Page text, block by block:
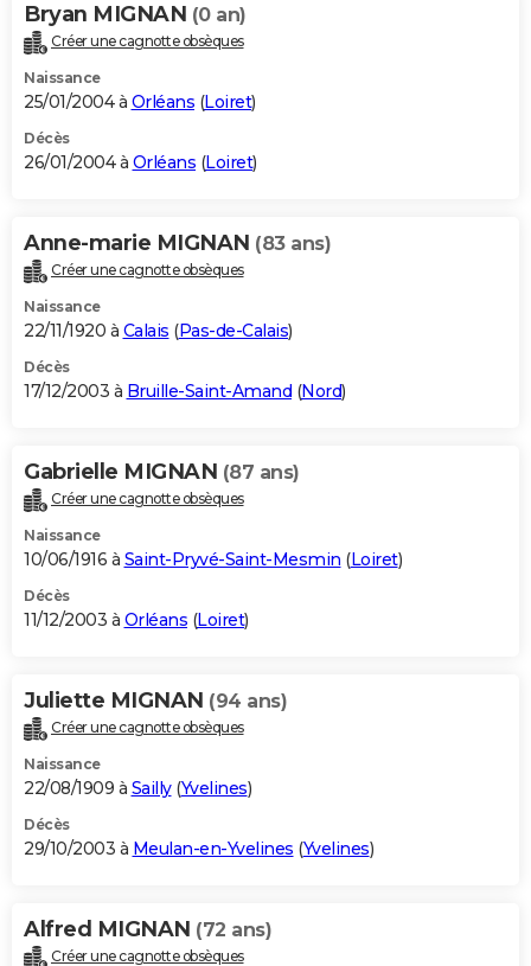
Bryan MIGNAN (0 an)
Créer une cagnotte obsèques
Naissance
25/01/2004 à Orléans (Loiret)
Décès
26/01/2004 à Orléans (Loiret)
Anne-marie MIGNAN (83 ans)
Créer une cagnotte obsèques
Naissance
22/11/1920 à Calais (Pas-de-Calais)
Décès
17/12/2003 à Bruille-Saint-Amand (Nord)
Gabrielle MIGNAN (87 ans)
Créer une cagnotte obsèques
Naissance
10/06/1916 à Saint-Pryvé-Saint-Mesmin (Loiret)
Décès
11/12/2003 à Orléans (Loiret)
Juliette MIGNAN (94 ans)
Créer une cagnotte obsèques
Naissance
22/08/1909 à Sailly(Yvelines)
Décès
29/10/2003 à Meulan-en-Yvelines (Yvelines)
Alfred MIGNAN (72 ans)
Créer une cagnotte obsèques